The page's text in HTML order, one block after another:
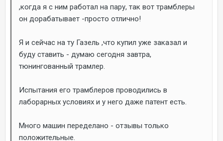
,когда я с ним работал на пару, так вот трамблеры
он дорабатывает -просто отлично!
Я и сейчас на ту Газель ,что купил уже заказал и
буду ставить - думаю сегодня завтра,
тюнингованный трамлер.
Испытания его трамблеров проводились в
лаборарных условиях и у него даже патент есть.
Много машин переделано - отзывы только
положительные.